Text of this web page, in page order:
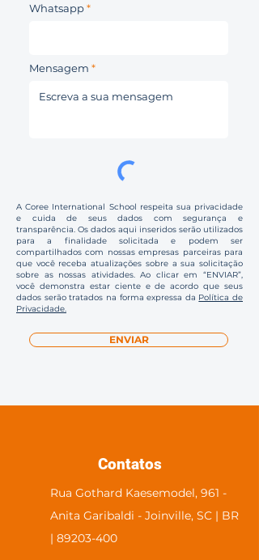
Whatsapp
Mensagem
A Coree International School respeita sua privacidade
e cuida de seus dados com segurança e
transparência. Os dados aqui inseridos serão utilizados
para a finalidade solicitada e podem ser
compartilhados com nossas empresas parceiras para
que você receba atualizações sobre a sua solicitação
sobre as nossas atividades. Ao clicar em “ENVIAR”,
você demonstra estar ciente e de acordo que seus
dados serão tratados na forma expressa da Política de
Privacidade.
ENVIAR
Contatos
Rua Gothard Kaesemodel, 961 -
Anita Garibaldi - Joinville, SC | BR
| 89203-400